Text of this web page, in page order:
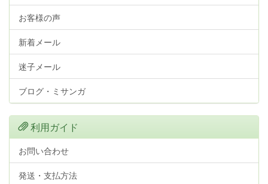
お客様の声
新着メール
迷子メール
ブログ・ミサンガ
利用ガイド
お問い合わせ
発送・支払方法